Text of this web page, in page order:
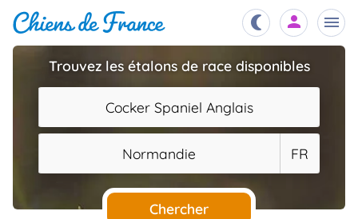
Chiots
Éleveurs
Étalons
Trouvez les étalons de race disponibles
Cocker Spaniel Anglais
Normandie FR
Chercher